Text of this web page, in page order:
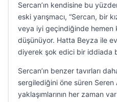
Sercan’ın kendisine bu
eski yarışmacı, “Sercan, bir
veya iyi geçindiğinde hemen
düşünüyor. Hatta Beyza ile
diyerek şok edici bir iddiada
Sercan’ın benzer tavırları
sergilediğini öne süren
yaklaşımlarının her zaman